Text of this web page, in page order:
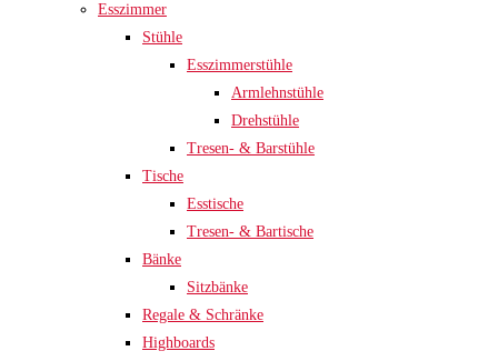
Esszimmer
Stühle
Esszimmerstühle
Armlehnstühle
Drehstühle
Tresen- & Barstühle
Tische
Esstische
Tresen- & Bartische
Bänke
Sitzbänke
Regale & Schränke
Highboards